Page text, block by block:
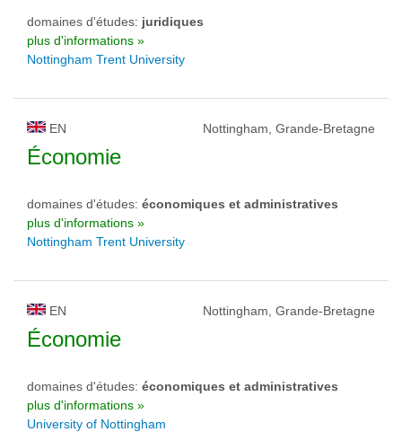
domaines d'études: juridiques
plus d'informations »
Nottingham Trent University
EN Nottingham, Grande-Bretagne
Économie
domaines d'études: économiques et administratives
plus d'informations »
Nottingham Trent University
EN Nottingham, Grande-Bretagne
Économie
domaines d'études: économiques et administratives
plus d'informations »
University of Nottingham